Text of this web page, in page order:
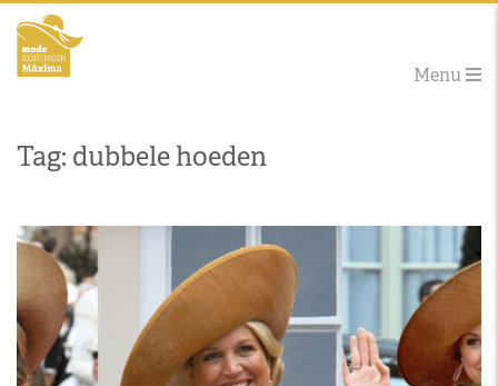
Menu
Tag: dubbele hoeden